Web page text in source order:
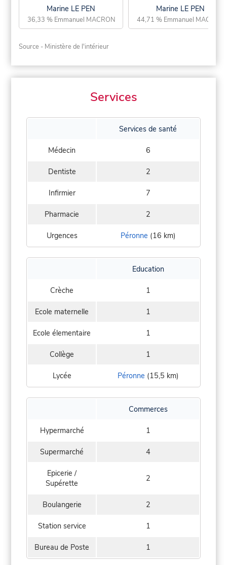
Marine LE PEN
36,33 % Emmanuel MACRON
Marine LE PEN
44,71 % Emmanuel MACRON
Source - Ministère de l'intérieur
Services
Services de santé
Médecin 6
Dentiste 2
Infirmier 7
Pharmacie 2
Urgences Péronne (16 km)
Education
Crèche 1
Ecole maternelle 1
Ecole élementaire 1
Collège 1
Lycée Péronne (15,5 km)
Commerces
Hypermarché 1
Supermarché 4
Epicerie /
Supérette
2
Boulangerie 2
Station service 1
Bureau de Poste 1